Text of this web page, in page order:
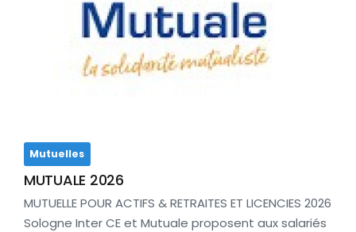
Mutuelles
MUTUALE 2026
MUTUELLE POUR ACTIFS & RETRAITES ET LICENCIES 2026
Sologne Inter CE et Mutuale proposent aux salariés